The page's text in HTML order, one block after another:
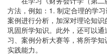
方法，例如：1. 制定合理的学
案例进行分析，加深对理论知
巩固所学知识。此外，还可以
习、案例分析大赛等，将所学
实践能力。